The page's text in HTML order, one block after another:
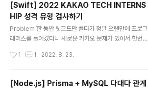
담을 배열 q1Length: queue1의 길이 q2Length: que
ue2의 길이 answer: 가장 적은 작업 횟수를 기록할 변수
start: 슬라이딩 윈도우에서 시작 지점을 가르킬 변수 var
cumulativeSum: [Int] = [0] let q1Length: Int = que
[Swift] 2022 KAKAO TECH INTERNS
HIP 성격 유형 검사하기
Problem 한 동안 릿코드만 풀다가 정말 오랜만에 프로그
래머스를 들어갔더니 새로운 카카오 문제가 있어서 한번
반의 포지션 매칭. 프로그래머스의 개발자 맞춤형 프로필
1 1 2022. 8. 23.
[Node.js] Prisma + MySQL 다대다 관계